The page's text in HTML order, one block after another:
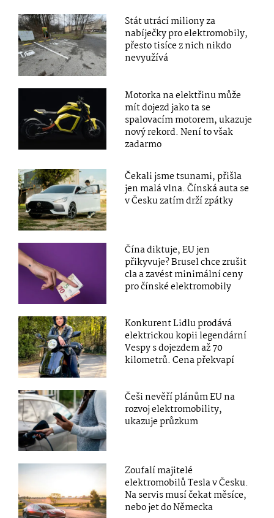
Stát utrácí miliony za
nabíječky pro elektromobily,
přesto tisíce z nich nikdo
nevyužívá
Motorka na elektřinu může
mít dojezd jako ta se
spalovacím motorem, ukazuje
nový rekord. Není to však
zadarmo
Čekali jsme tsunami, přišla
jen malá vlna. Čínská auta se
v Česku zatím drží zpátky
Čína diktuje, EU jen
přikyvuje? Brusel chce zrušit
cla a zavést minimální ceny
pro čínské elektromobily
Konkurent Lidlu prodává
elektrickou kopii legendární
Vespy s dojezdem až 70
kilometrů. Cena překvapí
Češi nevěří plánům EU na
rozvoj elektromobility,
ukazuje průzkum
Zoufalí majitelé
elektromobilů Tesla v Česku.
Na servis musí čekat měsíce,
nebo jet do Německa